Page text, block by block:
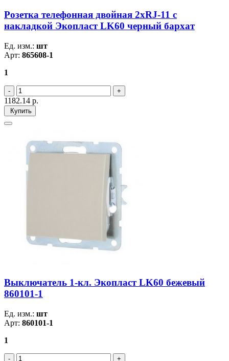
Розетка телефонная двойная 2хRJ-11 с
накладкой Экопласт LK60 черный бархат
Ед. изм.: шт
Арт: 865608-1
1
1182.14 р.
Купить
Выключатель 1-кл. Экопласт LK60 бежевый
860101-1
Ед. изм.: шт
Арт: 860101-1
1